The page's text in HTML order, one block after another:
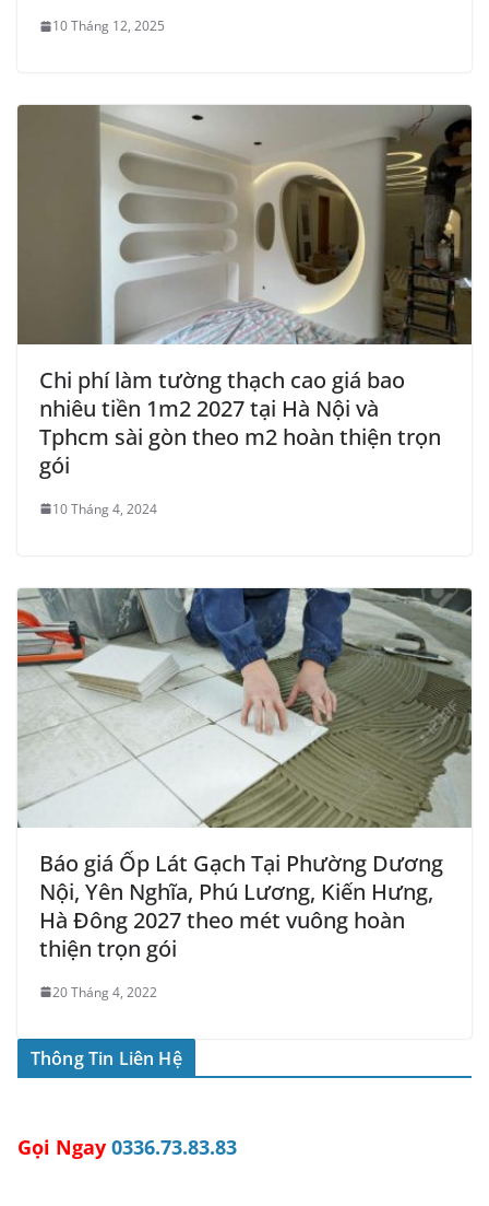
10 Tháng 12, 2025
Chi phí làm tường thạch cao giá bao
nhiêu tiền 1m2 2027 tại Hà Nội và
Tphcm sài gòn theo m2 hoàn thiện trọn
gói
10 Tháng 4, 2024
Báo giá Ốp Lát Gạch Tại Phường Dương
Nội, Yên Nghĩa, Phú Lương, Kiến Hưng,
Hà Đông 2027 theo mét vuông hoàn
thiện trọn gói
20 Tháng 4, 2022
Thông Tin Liên Hệ
Gọi Ngay 0336.73.83.83